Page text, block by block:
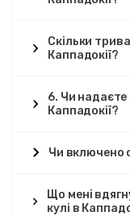
Скільки
Каппадокії?
6. Чи
Каппадокії?
Чи включено
Що мені
кулі в